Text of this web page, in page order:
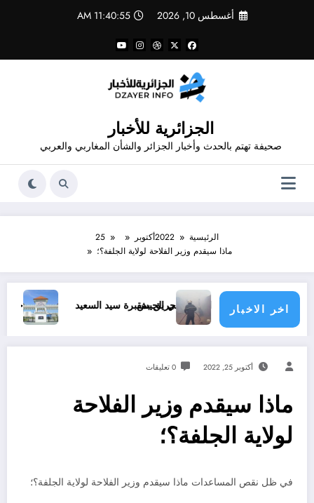
أغسطس 10, 2026 11:40:56 AM
الجزائرية للأخبار
صحيفة تهتم بالحدث وأخبار الجزائر والشأن المغاربي والعربي
الرئيسية 2022أكتوبر
25
ماذا سيقدم وزير الفلاحة لولاية الجلفة؟؛
اخر الاخبارفي الجيش حريق بمقبرة سيد السعيد جامعة فرحات عباس
أكتوبر 25, 2022 0 تعليقات
ماذا سيقدم وزير الفلاحة
لولاية الجلفة؟؛
في ظل نقص المساعدات ماذا سيقدم وزير الفلاحة لولاية الجلفة؟؛